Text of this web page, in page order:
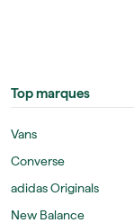
Top marques
Vans
Converse
adidas Originals
New Balance